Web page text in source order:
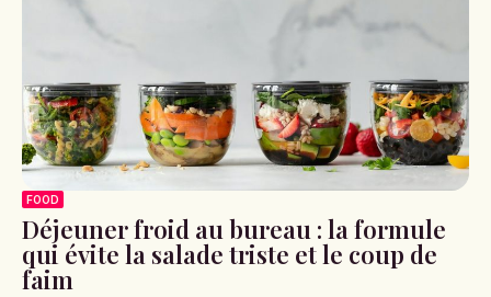
FOOD
Déjeuner froid au bureau : la formule
qui évite la salade triste et le coup de
faim